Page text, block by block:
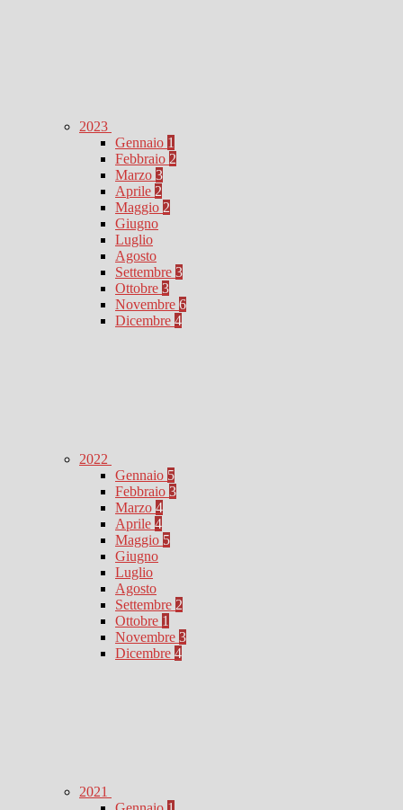
2023
Gennaio 1
Febbraio 2
Marzo 3
Aprile 2
Maggio 2
Giugno
Luglio
Agosto
Settembre 3
Ottobre 3
Novembre 6
Dicembre 4
2022
Gennaio 5
Febbraio 3
Marzo 4
Aprile 4
Maggio 5
Giugno
Luglio
Agosto
Settembre 2
Ottobre 1
Novembre 3
Dicembre 4
2021